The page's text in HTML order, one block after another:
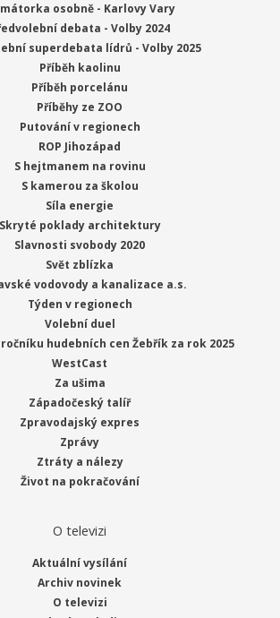
osobně - Karlovy Vary
debata - Volby 2024
superdebata lídrů - Volby 2025
Příběh kaolinu
Příběh porcelánu
Příběhy ze ZOO
Putování v regionech
ROP Jihozápad
S hejtmanem na rovinu
S kamerou za školou
Síla energie
Skryté poklady architektury
Slavnosti svobody 2020
Svět zblízka
vodovody a kanalizace a.s.
Týden v regionech
Volební duel
hudebních cen Žebřík za rok 2025
WestCast
Za ušima
Západočeský talíř
Zpravodajský expres
Zprávy
Ztráty a nálezy
Život na pokračování
O televizi
Aktuální vysílání
Archiv novinek
O televizi